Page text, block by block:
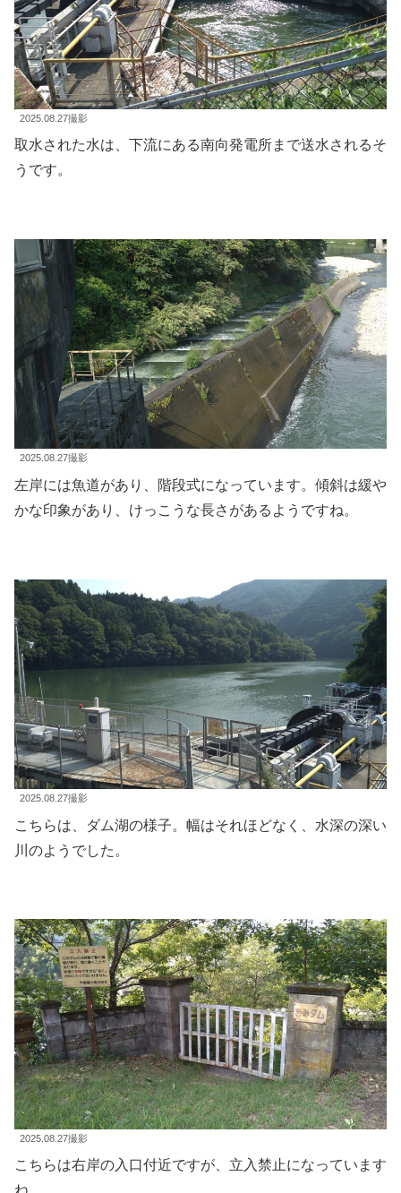
2025.08.27撮影
取水された水は、下流にある南向発電所まで送水されるそ
うです。
2025.08.27撮影
左岸には魚道があり、階段式になっています。傾斜は緩や
かな印象があり、けっこうな長さがあるようですね。
2025.08.27撮影
こちらは、ダム湖の様子。幅はそれほどなく、水深の深い
川のようでした。
2025.08.27撮影
こちらは右岸の入口付近ですが、立入禁止になっています